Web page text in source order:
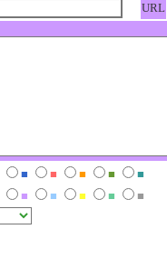
URL
■ ■ ■ ■
■
■ ■ ■ ■
■